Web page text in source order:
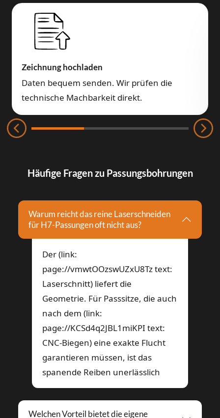
Zeichnung hochladen
Daten bequem senden. Wir prüfen die
technische Machbarkeit direkt.
Häufige Fragen zu Passungsbohrungen
Warum reicht das reine Laserschneiden
für H7-Passungen oft nicht aus?
Der (link:
page://vmwtOOzswUZxU8Tz text:
Laserschnitt) liefert die
Geometrie. Für Passsitze, die auch
nach dem (link:
page://KCSd4q2JBL1miKPI text:
CNC-Biegen) eine exakte Flucht
garantieren müssen, ist das
spanende Reiben unerlässlich
Welchen Vorteil bietet die eigene